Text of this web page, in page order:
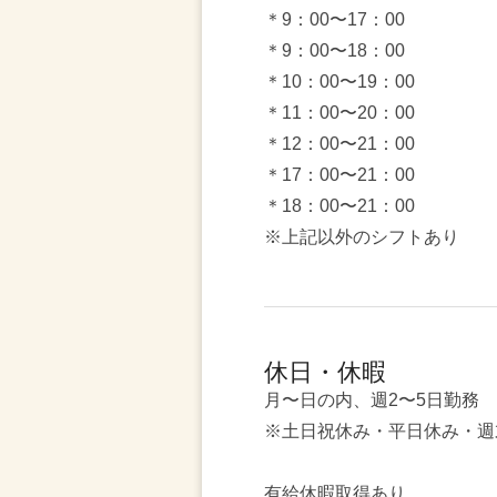
＊9：00〜17：00
＊9：00〜18：00
＊10：00〜19：00
＊11：00〜20：00
＊12：00〜21：00
＊17：00〜21：00
＊18：00〜21：00
※上記以外のシフトあり
休日・休暇
月〜日の内、週2〜5日勤務
※土日祝休み・平日休み・
有給休暇取得あり